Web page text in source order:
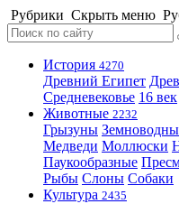
Рубрики Скрыть меню
История 4270
Древний Египет
Средневековье 16 век
Животные 2232
Грызуны
Медведи Моллюски
Паукообразные
Рыбы Слоны Собаки
Культура 2435